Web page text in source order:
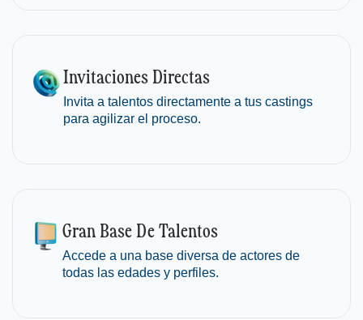
InvitacionesDirectas
Invita a talentos directamente a tus castings
para agilizar el proceso.
Gran Base De Talentos
Accede a una base diversa de actores de
todas las edades y perfiles.